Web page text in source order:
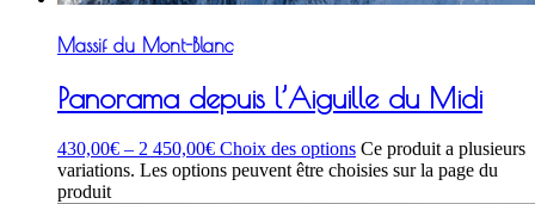
Massif du Mont-Blanc
Panorama depuis l’Aiguille du Midi
430,00€ – 2 450,00€ Choix des options Ce produit a plusieurs
variations. Les options peuvent être choisies sur la page du
produit